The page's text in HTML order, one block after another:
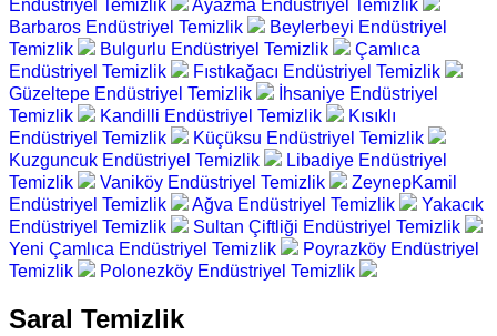
Endüstriyel Temizlik
Ayazma Endüstriyel Temizlik
Barbaros Endüstriyel Temizlik
Beylerbeyi Endüstriyel
Temizlik
Bulgurlu Endüstriyel Temizlik
Çamlıca
Endüstriyel Temizlik
Fıstıkağacı Endüstriyel Temizlik
Güzeltepe Endüstriyel Temizlik
İhsaniye Endüstriyel
Temizlik
Kandilli Endüstriyel Temizlik
Kısıklı
Endüstriyel Temizlik
Küçüksu Endüstriyel Temizlik
Kuzguncuk Endüstriyel Temizlik
Libadiye Endüstriyel
Temizlik
Vaniköy Endüstriyel Temizlik
ZeynepKamil
Endüstriyel Temizlik
Ağva Endüstriyel Temizlik
Yakacık
Endüstriyel Temizlik
Sultan Çiftliği Endüstriyel Temizlik
Yeni Çamlıca Endüstriyel Temizlik
Poyrazköy Endüstriyel
Temizlik
Polonezköy Endüstriyel Temizlik
Saral Temizlik